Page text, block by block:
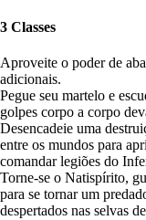
3 Classes
Aproveite o poder de
adicionais.
Pegue seu martelo e
golpes corpo a corpo
Desencadeie uma
entre os mundos para
comandar legiões do
Torne-se o Natispírito,
para se tornar um
despertados nas selvas